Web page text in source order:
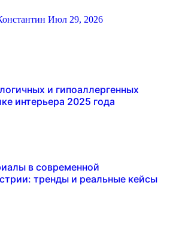
Июл 29, 2026
и гипоаллергенных
интерьера 2025 года
в современной
тренды и реальные кейсы